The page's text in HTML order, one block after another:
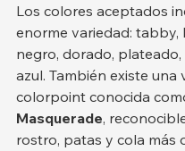
Los colores aceptados
enorme variedad: tabby,
negro, dorado, plateado,
azul. También existe una
colorpoint conocida
Masquerade,
rostro, patas y cola más